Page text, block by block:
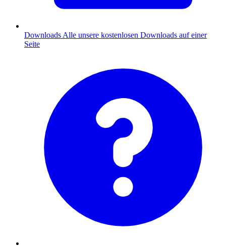
Downloads Alle unsere kostenlosen Downloads auf einer
Seite